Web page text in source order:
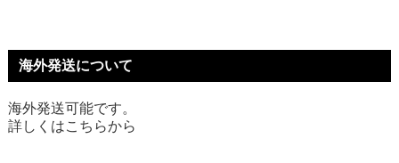
海外発送について
海外発送可能です。
詳しくはこちらから